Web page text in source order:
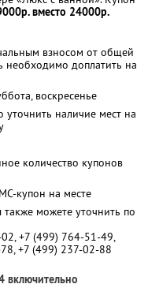
вместо 24000р.
взносом от общей
необходимо доплатить на
воскресенье
наличие мест на
количество купонов
купон на месте
можете уточнить по
+7 (499) 764-51-49,
+7 (499) 237-02-88
включительно